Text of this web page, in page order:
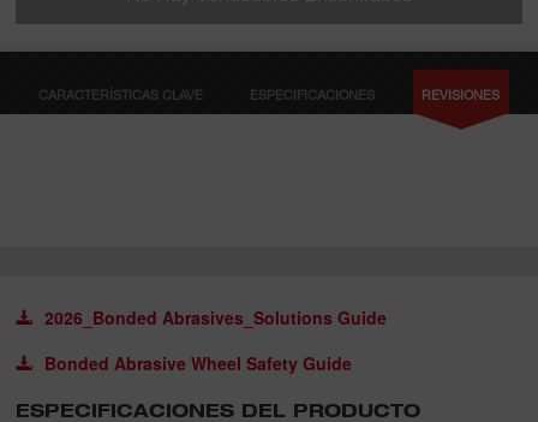
CARACTERÍSTICAS CLAVE ESPECIFICACIONES REVISIONES
2026_Bonded Abrasives_Solutions Guide
Bonded Abrasive Wheel Safety Guide
ESPECIFICACIONES DEL PRODUCTO